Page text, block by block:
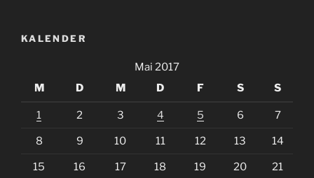
KALENDER
Mai 2017
M
D M D F S S
1 2 3 4 5 6 7
8 9 10 11 12 13 14
15 16 17 18 19 20 21